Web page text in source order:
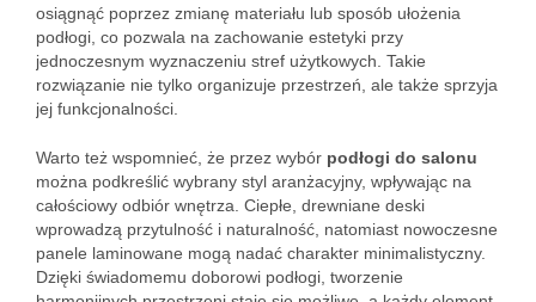
osiągnąć poprzez zmianę materiału lub sposób ułożenia
podłogi, co pozwala na zachowanie estetyki przy
jednoczesnym wyznaczeniu stref użytkowych. Takie
rozwiązanie nie tylko organizuje przestrzeń, ale także sprzyja
jej funkcjonalności.
Warto też wspomnieć, że przez wybór podłogi do salonu
można podkreślić wybrany styl aranżacyjny, wpływając na
całościowy odbiór wnętrza. Ciepłe, drewniane deski
wprowadzą przytulność i naturalność, natomiast nowoczesne
panele laminowane mogą nadać charakter minimalistyczny.
Dzięki świadomemu doborowi podłogi, tworzenie